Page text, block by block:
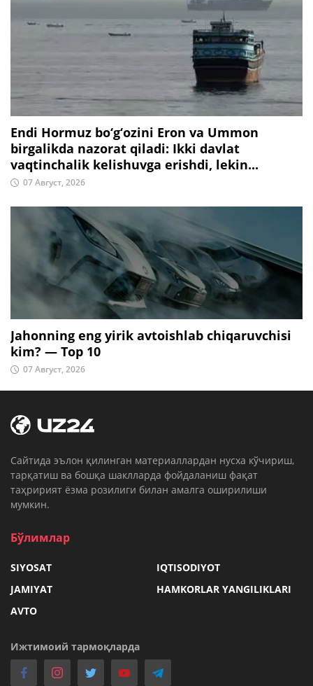
Endi Hormuz bo‘g‘ozini Eron va Ummon
birgalikda nazorat qiladi: Ikki davlat
vaqtinchalik kelishuvga erishdi, lekin...
07 Август, 2026
Jahonning eng yirik avtoishlab chiqaruvchisi
kim? — Top 10
07 Август, 2026
Cайтида эълон қилинган материаллардан нусха кўчириш,
тарқатиш ва бошқа шаклларда фойдаланиш фақат
таҳририят ёзма розилиги билан амалга оширилиши
мумкин.
Бўлимлар
SIYOSAT
IQTISODIYOT
JAMIYAT
HAMKORLAR YANGILIKLARI
AVTO
Ижтимоий тармоқларда